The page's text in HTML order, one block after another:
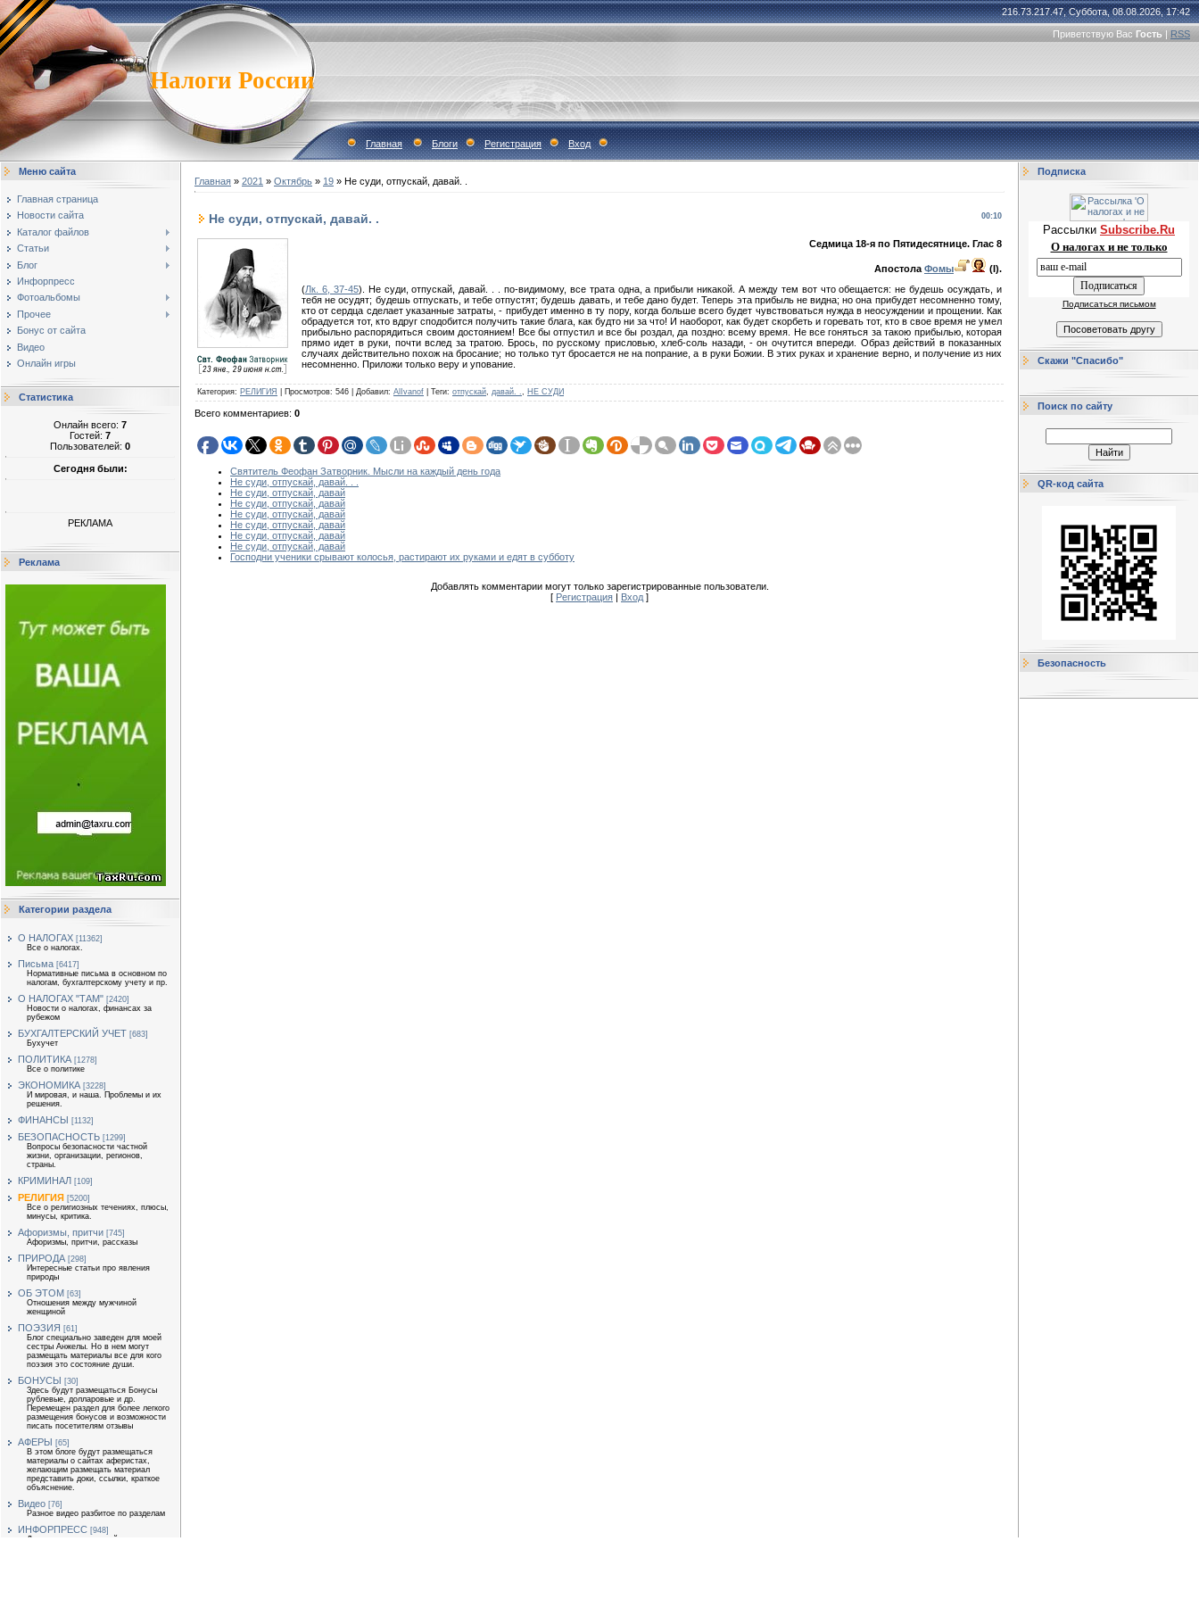
Налоги России
216.73.217.47, Суббота, 08.08.2026, 17:42
Приветствую Вас Гость | RSS
Главная Блоги Регистрация Вход
Меню сайта
Главная страница
Новости сайта
Каталог файлов
Статьи
Блог
Инфорпресс
Фотоальбомы
Прочее
Бонус от сайта
Видео
Онлайн игры
Статистика
Онлайн всего: 7
Гостей: 7
Пользователей: 0
Сегодня были:
РЕКЛАМА
Реклама
Категории раздела
О НАЛОГАХ [11362]
Все о налогах.
Письма [6417]
Нормативные письма в основном по
налогам, бухгалтерскому учету и пр.
О НАЛОГАХ "ТАМ" [2420]
Новости о налогах, финансах за
рубежом
БУХГАЛТЕРСКИЙ УЧЕТ [683]
Бухучет
ПОЛИТИКА [1278]
Все о политике
ЭКОНОМИКА [3228]
И мировая, и наша. Проблемы и их
решения.
ФИНАНСЫ [1132]
БЕЗОПАСНОСТЬ [1299]
Вопросы безопасности частной
жизни, организации, регионов,
страны.
КРИМИНАЛ [109]
РЕЛИГИЯ [5200]
Все о религиозных течениях, плюсы,
минусы, критика.
Афоризмы, притчи [745]
Афоризмы, притчи, рассказы
ПРИРОДА [298]
Интересные статьи про явления
природы
ОБ ЭТОМ [63]
Отношения между мужчиной
женщиной
ПОЭЗИЯ [61]
Блог специально заведен для моей
сестры Анжелы. Но в нем могут
размещать материалы все для кого
поэзия это состояние души.
БОНУСЫ [30]
Здесь будут размещаться Бонусы
рублевые, долларовые и др.
Перемещен раздел для более легкого
размещения бонусов и возможности
писать посетителям отзывы
АФЕРЫ [65]
В этом блоге будут размещаться
материалы о сайтах аферистах,
желающим размещать материал
представить доки, ссылки, краткое
объяснение.
Видео [76]
Разное видео разбитое по разделам
ИНФОРПРЕСС [948]
Для размещения статей
Главная » 2021 » Октябрь » 19 » Не суди, отпускай, давай. .
00:10
Не суди, отпускай, давай. .
Седмица 18-я по Пятидесятнице. Глас 8
Апостола Фомы
(I).
(Лк. 6, 37-45). Не суди, отпускай, давай. . . по-видимому, все трата одна, а прибыли никакой. А между тем вот что обещается: не будешь осуждать, и
тебя не осудят; будешь отпускать, и тебе отпустят; будешь давать, и тебе дано будет. Теперь эта прибыль не видна; но она прибудет несомненно тому,
кто от сердца сделает указанные затраты, - прибудет именно в ту пору, когда больше всего будет чувствоваться нужда в неосуждении и прощении. Как
обрадуется тот, кто вдруг сподобится получить такие блага, как будто ни за что! И наоборот, как будет скорбеть и горевать тот, кто в свое время не умел
прибыльно распорядиться своим достоянием! Все бы отпустил и все бы роздал, да поздно: всему время. Не все гоняться за такою прибылью, которая
прямо идет в руки, почти вслед за тратою. Брось, по русскому присловью, хлеб-соль назади, - он очутится впереди. Образ действий в показанных
случаях действительно похож на бросание; но только тут бросается не на попрание, а в руки Божии. В этих руках и хранение верно, и получение из них
несомненно. Приложи только веру и упование.
Категория: РЕЛИГИЯ Просмотров: 546 Добавил: AlIvanof Теги: отпускай давай. . НЕ СУДИ
Всего комментариев: 0
Святитель Феофан Затворник. Мысли на каждый день года
Не суди, отпускай, давай. . .
Не суди, отпускай, давай
Не суди, отпускай, давай
Не суди, отпускай, давай
Не суди, отпускай, давай
Не суди, отпускай, давай
Не суди, отпускай, давай
Господни ученики срывают колосья, растирают их руками и едят в субботу
Добавлять комментарии могут только зарегистрированные пользователи.
[ Регистрация | Вход ]
Подписка
Рассылки Subscribe.Ru
О налогах и не только
Подписаться письмом
Скажи "Спасибо"
Поиск по сайту
QR-код сайта
Безопасность